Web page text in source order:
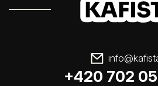
info@
+420 702